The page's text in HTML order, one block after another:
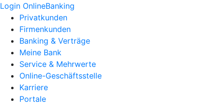
Login OnlineBanking
Privatkunden
Firmenkunden
Banking & Verträge
Meine Bank
Service & Mehrwerte
Online-Geschäftsstelle
Karriere
Portale